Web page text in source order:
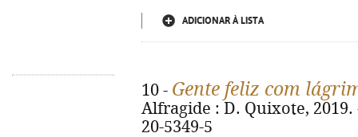
ADICIONAR À LISTA
10 - Gente feliz com
Alfragide : D. Quixote, 2019.
20-5349-5